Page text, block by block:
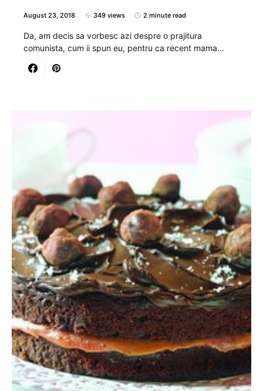
August 23, 2018 349 views 2 minute read
Da, am decis sa vorbesc azi despre o prajitura
comunista, cum ii spun eu, pentru ca recent mama…